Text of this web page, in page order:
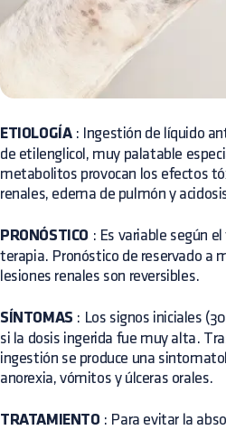
ETIOLOGÍA: Ingestión de líquido
de etilenglicol, muy palatable
metabolitos provocan los efectos
renales, edema de pulmón y
PRONÓSTICO : Es variable según
terapia. Pronóstico de reservado a
lesiones renales son reversibles.
SÍNTOMAS : Los signos iniciales
si la dosis ingerida fue muy alta.
ingestión se produce una
anorexia, vómitos y úlceras orales.
TRATAMIENTO : Para evitar la